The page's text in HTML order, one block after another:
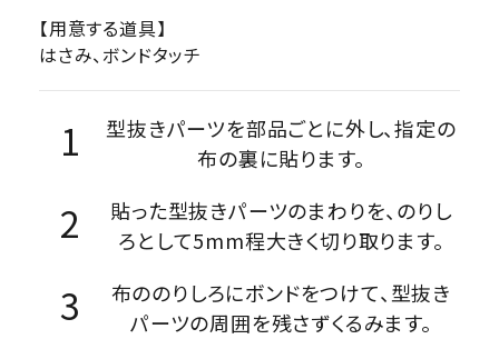
【用意する道具】
はさみ、ボンドタッチ
型抜きパーツを部品ごとに外し、指定の
布の裏に貼ります。
貼った型抜きパーツのまわりを、のりし
ろとして5mm程大きく切り取ります。
布ののりしろにボンドをつけて、型抜き
パーツの周囲を残さずくるみます。